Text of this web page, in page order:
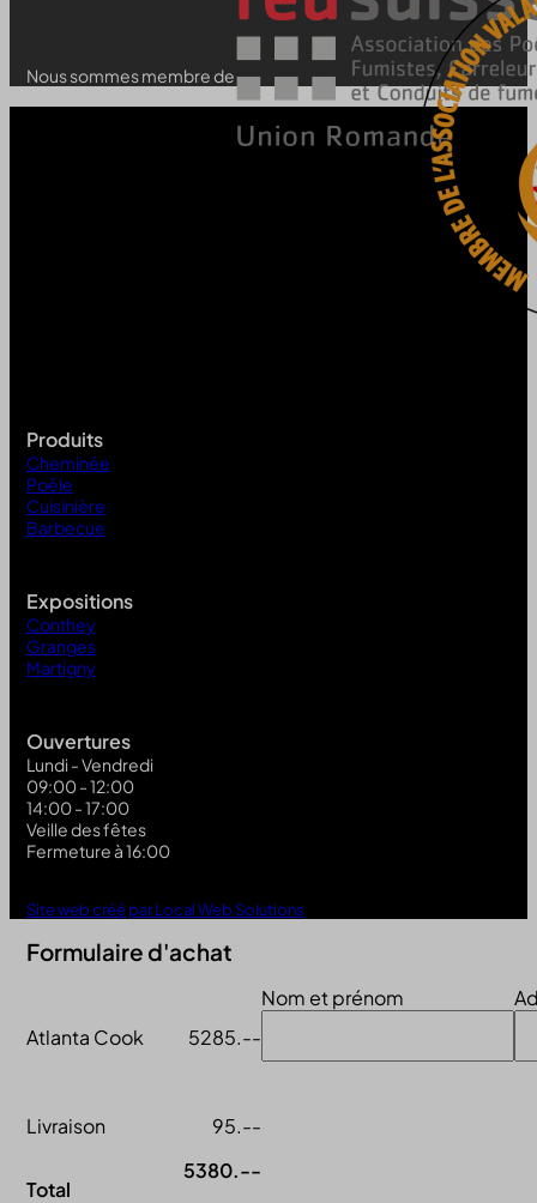
Nous sommes membre de
Produits
Cheminée
Poêle
Cuisinière
Barbecue
Expositions
Conthey
Granges
Martigny
Ouvertures
Lundi - Vendredi
09:00 - 12:00
14:00 - 17:00
Veille des fêtes
Fermeture à 16:00
Site web créé par Local Web Solutions
Formulaire d'achat
Atlanta Cook 5285.--
Livraison 95.--
Total
5380.--
Nom et prénom